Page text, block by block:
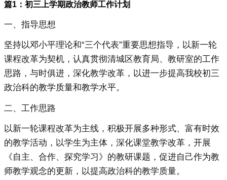
篇1：初三上学期政治教师工作计划
一、指导思想
坚持以邓小平理论和“三个代表”重要思想指导，以新一轮
课程改革为契机，认真贯彻清城区教育局、教研室的工作
思路，与时俱进，深化教学改革，以进一步提高我校初三
政治科的教学质量和教学水平。
二、工作思路
以新一轮课程改革为主线，积极开展多种形式、富有时效
的教学活动，以学生为主体，深化课堂教学改革，开展
《自主、合作、探究学习》的教研课题，促进自己作为教
师教学观念的更新，以提高政治科的教学质量。